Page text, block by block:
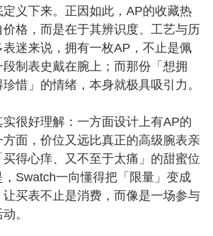
义下来。正因如此，AP的收藏热
价格，而是在于其辨识度、工艺与历
表迷来说，拥有一枚AP，不止是佩
制表史戴在腕上；而那份「想拥
惜」的情绪，本身就极具吸引力。
好理解：一方面设计上有AP的
面，价位又远比真正的高级腕表亲
得心痒、又不至于太痛」的甜蜜位
Swatch一向懂得把「限量」变成
买表不止是消费，而像是一场参与
。